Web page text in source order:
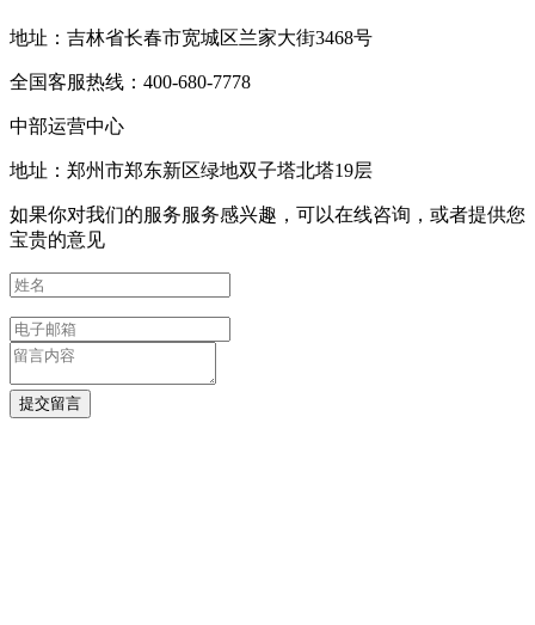
地址：吉林省长春市宽城区兰家大街3468号
全国客服热线：400-680-7778
中部运营中心
地址：郑州市郑东新区绿地双子塔北塔19层
如果你对我们的服务服务感兴趣，可以在线咨询，或者提供您
宝贵的意见
提交留言